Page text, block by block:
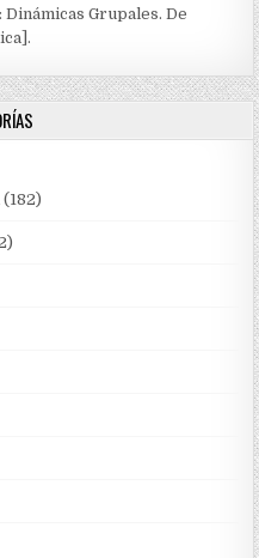
Grupales. De
(182)